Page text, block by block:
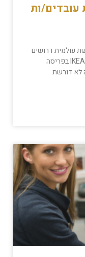
ות
עולמית דרושים
–דרושים עובדים כלליים לרשת העולמית IKEA בפריסה
לא דורשת